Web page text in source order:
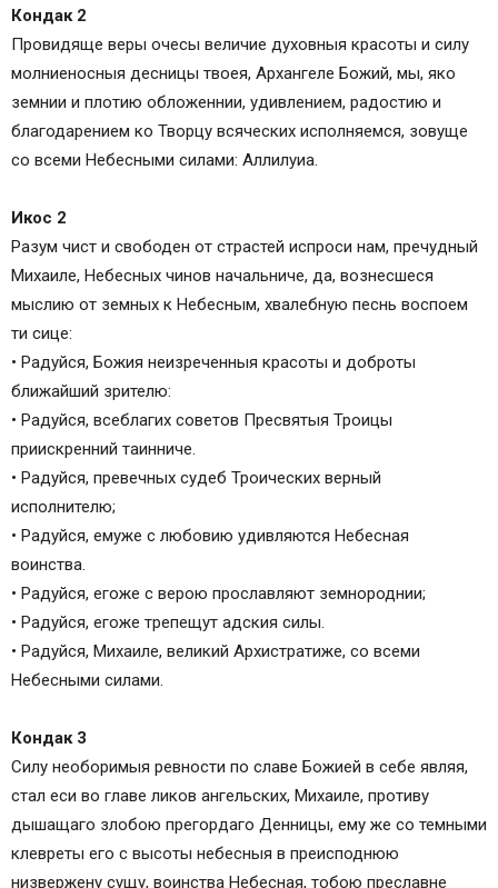
Кондак 2
Провидяще веры очесы величие духовныя красоты и силу
молниеносныя десницы твоея, Архангеле Божий, мы, яко
земнии и плотию обложеннии, удивлением, радостию и
благодарением ко Творцу всяческих исполняемся, зовуще
со всеми Небесными силами: Аллилуиа.
Икос 2
Разум чист и свободен от страстей испроси нам, пречудный
Михаиле, Небесных чинов начальниче, да, вознесшеся
мыслию от земных к Небесным, хвалебную песнь воспоем
ти сице:
• Радуйся, Божия неизреченныя красоты и доброты
ближайший зрителю:
• Радуйся, всеблагих советов Пресвятыя Троицы
приискренний таинниче.
• Радуйся, превечных судеб Троических верный
исполнителю;
• Радуйся, емуже с любовию удивляются Небесная
воинства.
• Радуйся, егоже с верою прославляют земнороднии;
• Радуйся, егоже трепещут адския силы.
• Радуйся, Михаиле, великий Архистратиже, со всеми
Небесными силами.
Кондак 3
Силу необоримыя ревности по славе Божией в себе являя,
стал еси во главе ликов ангельских, Михаиле, противу
дышащаго злобою прегордаго Денницы, ему же со темными
клевреты его с высоты небесныя в преисподнюю
низвержену сущу, воинства Небесная, тобою преславне